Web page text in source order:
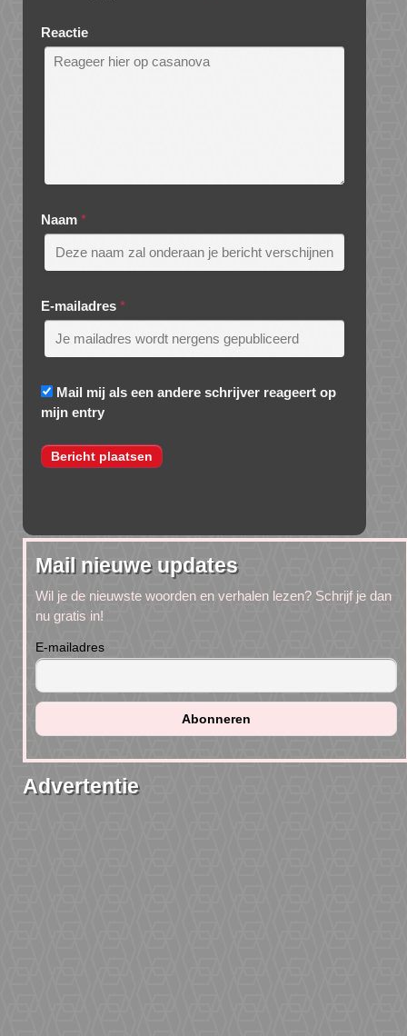
Reactie
Naam *
E-mailadres *
Mail mij als een andere schrijver reageert op
mijn entry
Mail nieuwe updates
Wil je de nieuwste woorden en verhalen lezen? Schrijf je dan
nu gratis in!
E-mailadres
Advertentie